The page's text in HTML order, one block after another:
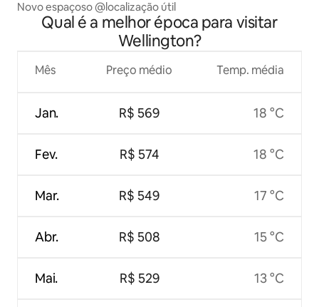
Novo espaçoso @localização útil
Qual é a melhor época para visitar
Wellington?
Mês
Jan.
Fev.
Mar.
Abr.
Mai.
Preço médio
R$ 569
R$ 574
R$ 549
R$ 508
R$ 529
Temp. média
18 °C
18 °C
17 °C
15 °C
13 °C